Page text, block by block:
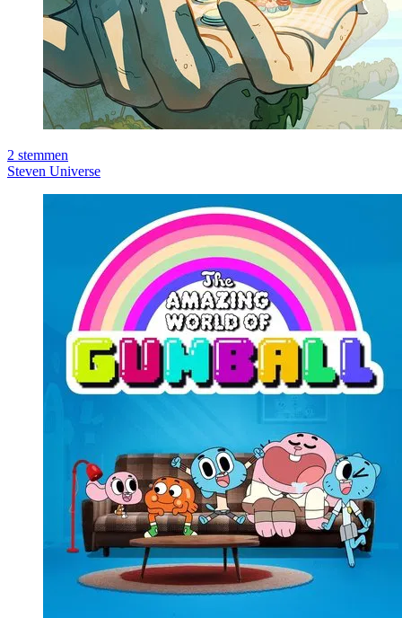
2 stemmen
Steven Universe